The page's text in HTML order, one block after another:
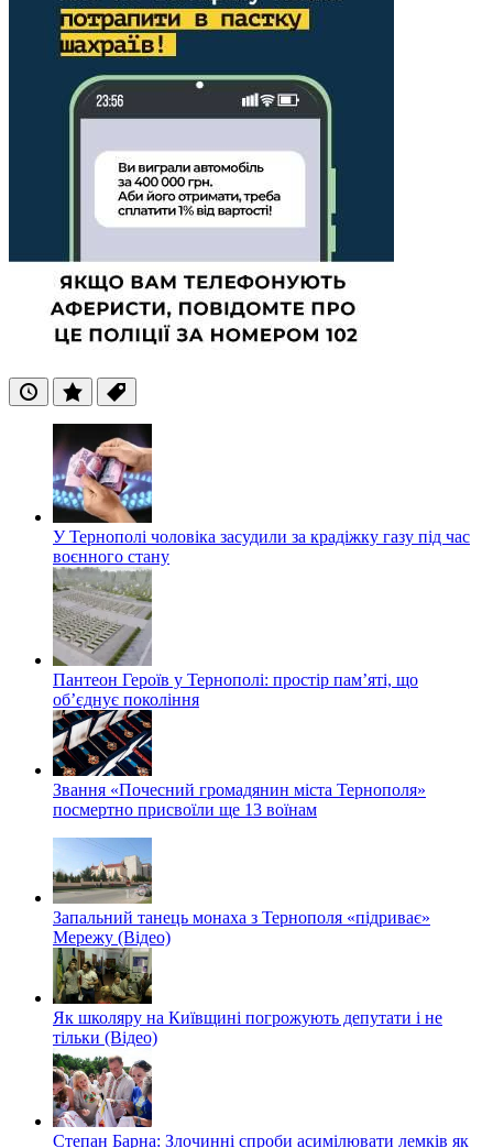
ОстанніПопулярні
Теги
У Тернополі чоловіка засудили за крадіжку газу під час
воєнного стану
Пантеон Героїв у Тернополі: простір пам’яті, що
об’єднує покоління
Звання «Почесний громадянин міста Тернополя»
посмертно присвоїли ще 13 воїнам
Запальний танець монаха з Тернополя «підриває»
Мережу (Відео)
Як школяру на Київщині погрожують депутати і не
тільки (Відео)
Степан Барна: Злочинні спроби асимілювати лемків як